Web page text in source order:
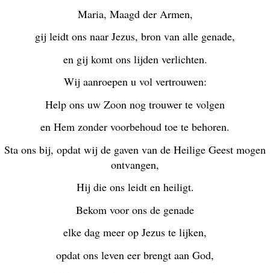
Maria, Maagd der Armen,
gij leidt ons naar Jezus, bron van alle genade,
en gij komt ons lijden verlichten.
Wij aanroepen u vol vertrouwen:
Help ons uw Zoon nog trouwer te volgen
en Hem zonder voorbehoud toe te behoren.
Sta ons bij, opdat wij de gaven van de Heilige Geest mogen
ontvangen,
Hij die ons leidt en heiligt.
Bekom voor ons de genade
elke dag meer op Jezus te lijken,
opdat ons leven eer brengt aan God,